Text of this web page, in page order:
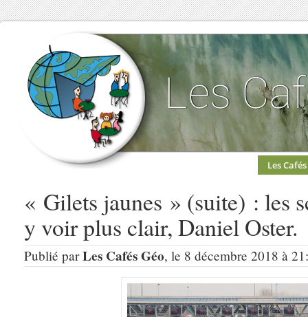
Les Cafés
« Gilets jaunes » (suite) : les
y voir plus clair, Daniel Oster.
Publié parLes Cafés Géo, le 8 décembre 2018 à